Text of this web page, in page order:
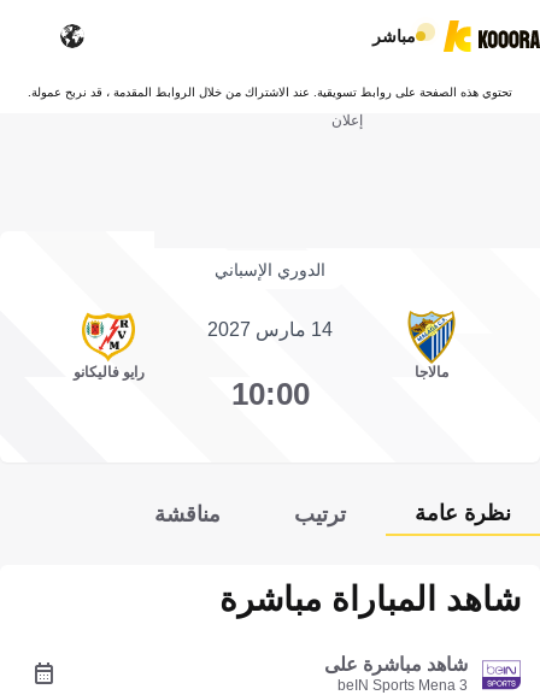
مباشر
تحتوي هذه الصفحة على روابط تسويقية. عند الاشتراك من خلال الروابط المقدمة ، قد نربح عمولة.
إعلان
الدوري الإسباني
مالاجا
14 مارس 2027
10:00
رايو فاليكانو
نظرة عامة ترتيب مناقشة
شاهد المباراة مباشرة
شاهد مباشرة على
beIN Sports Mena 3